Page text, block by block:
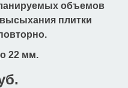
объемов
плитки
22 мм.